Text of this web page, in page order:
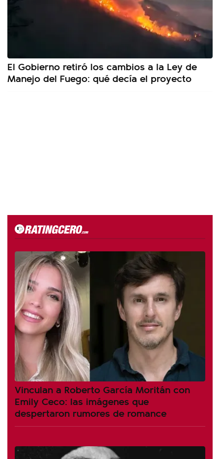
El Gobierno retiró los cambios a la Ley de
Manejo del Fuego: qué decía el proyecto
Vinculan a Roberto García Moritán con
Emily Ceco: las imágenes que
despertaron rumores de romance